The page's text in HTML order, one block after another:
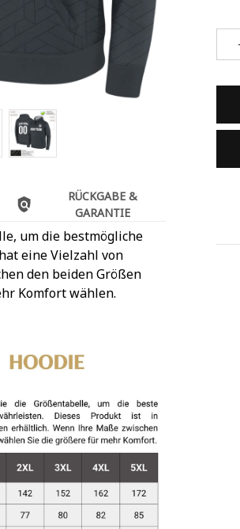
RÜCKGABE &
GARANTIE
um die bestmögliche
eine Vielzahl von
den beiden Größen
Komfort wählen.